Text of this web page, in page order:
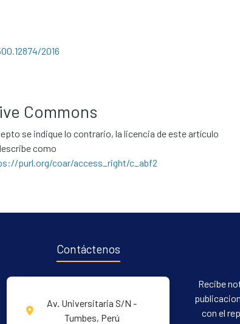
2016
Commons
se indique lo contrario, la licencia de este artículo
como
purl.org/coar/access_right/c_abf2
Contáctenos
Av. Universitaria S/N -
Tumbes, Perú
Recibe
con el